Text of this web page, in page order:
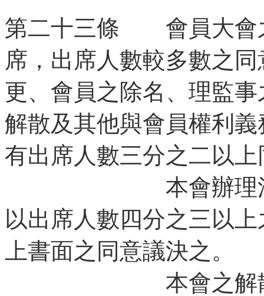
第二十三條 會員大會
席，出席人數較多數之
更、會員之除名、理監
解散及其他與會員權利
有出席人數三分之二以上
本會辦理法人登
以出席人數四分之三以
上書面之同意議決之。
本會之解散，應